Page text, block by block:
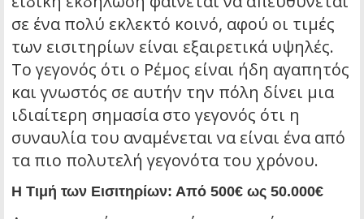
σε ένα πολύ εκλεκτό κοινό, αφού οι τιμές
των εισιτηρίων είναι εξαιρετικά υψηλές.
Το γεγονός ότι ο Ρέμος είναι ήδη αγαπητός
και γνωστός σε αυτήν την πόλη δίνει μια
ιδιαίτερη σημασία στο γεγονός ότι η
συναυλία του αναμένεται να είναι ένα από
τα πιο πολυτελή γεγονότα του χρόνου.
Η Τιμή των Εισιτηρίων: Από 500€ ως 50.000€